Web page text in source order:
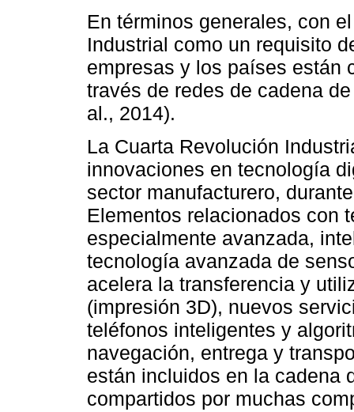
En términos generales, con
Industrial como un requisito
empresas y los países están
través de redes de cadena
al., 2014).
La Cuarta Revolución
innovaciones en tecnología
sector manufacturero,
Elementos relacionados con
especialmente avanzada,
tecnología avanzada de
acelera la transferencia y
(impresión 3D), nuevos
teléfonos inteligentes y
navegación, entrega y
están incluidos en la cadena
compartidos por muchas